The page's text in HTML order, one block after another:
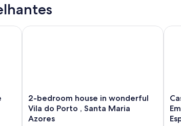
para o mar
2-
bedroom
house
2-bedroom house in wonderful
Vila do Porto , Santa Maria
Azores
2-bedroom house in wonderful Vila do
de